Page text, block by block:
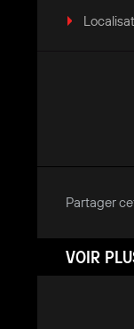
Partager
VOIR